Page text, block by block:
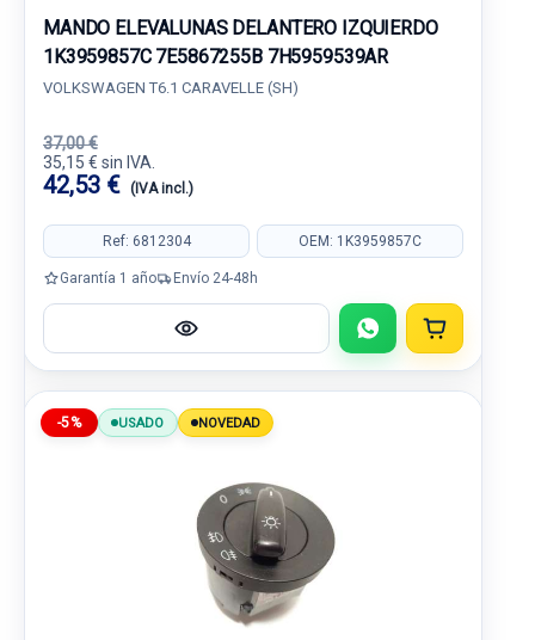
MANDO ELEVALUNAS DELANTERO IZQUIERDO
1K3959857C 7E5867255B 7H5959539AR
VOLKSWAGEN T6.1 CARAVELLE (SH)
37,00 €
35,15 € sin IVA.
42,53 € (IVA incl.)
Ref: 6812304 OEM: 1K3959857C
Garantía 1 año Envío 24-48h
-5% USADO NOVEDAD